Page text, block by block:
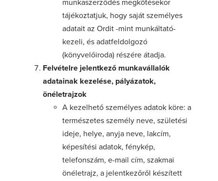
munkaszerződés megkötésekor
tájékoztatjuk, hogy saját személyes
adatait az Ordit -mint munkáltató-
kezeli, és adatfeldolgozó
(könyvelőiroda) részére átadja.
Felvételre jelentkező munkavállalók
adatainak kezelése, pályázatok,
önéletrajzok
A kezelhető személyes adatok köre: a
természetes személy neve, születési
ideje, helye, anyja neve, lakcím,
képesítési adatok, fénykép,
telefonszám, e-mail cím, szakmai
önéletrajz, a jelentkezőről készített